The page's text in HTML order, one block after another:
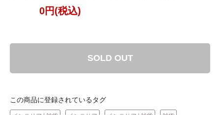
0円(税込)
SOLD OUT
この商品に登録されているタグ